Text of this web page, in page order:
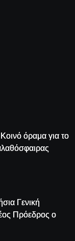
όραμα για το
Γενική
Πρόεδρος ο